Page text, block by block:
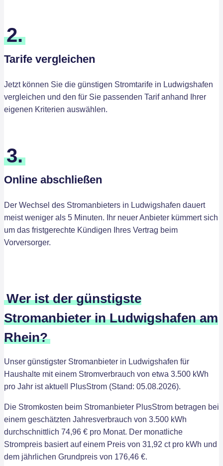
2.
Tarife vergleichen
Jetzt können Sie die günstigen Stromtarife in Ludwigshafen
vergleichen und den für Sie passenden Tarif anhand Ihrer
eigenen Kriterien auswählen.
3.
Online abschließen
Der Wechsel des Stromanbieters in Ludwigshafen dauert
meist weniger als 5 Minuten. Ihr neuer Anbieter kümmert sich
um das fristgerechte Kündigen Ihres Vertrag beim
Vorversorger.
Wer ist der günstigste
Stromanbieter in Ludwigshafen am
Rhein?
Unser günstigster Stromanbieter in Ludwigshafen für
Haushalte mit einem Stromverbrauch von etwa 3.500 kWh
pro Jahr ist aktuell PlusStrom (Stand: 05.08.2026).
Die Stromkosten beim Stromanbieter PlusStrom betragen bei
einem geschätzten Jahresverbrauch von 3.500 kWh
durchschnittlich 74,96 € pro Monat. Der monatliche
Strompreis basiert auf einem Preis von 31,92 ct pro kWh und
dem jährlichen Grundpreis von 176,46 €.